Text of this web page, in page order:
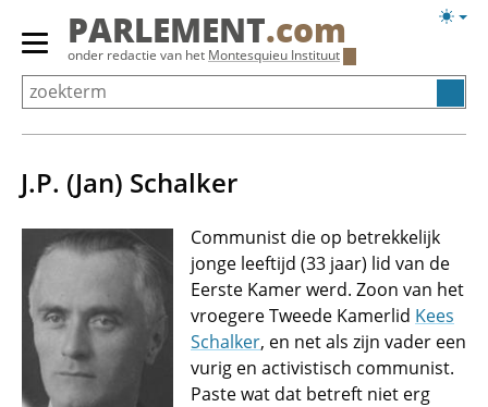
Overslaan
Primair
menu
tonen/verbergen
PARLEMENT.com
onder redactie van het Montesquieu Instituut
J.P. (Jan) Schalker
Communist die op betrekkelijk
jonge leeftijd (33 jaar) lid van de
Eerste Kamer werd. Zoon van het
vroegere Tweede Kamerlid Kees
Schalker, en net als zijn vader een
vurig en activistisch communist.
Paste wat dat betreft niet erg